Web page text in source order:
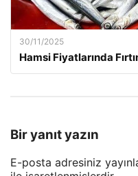
30/11/2025
Hamsi Fiyatlarında
Bir yanıt yazın
E-posta adresiniz